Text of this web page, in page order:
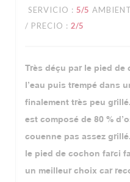
SERVICIO : 5/5
/ PRECIO : 2/5
Très déçu par le pied
l’eau puis trempé dans
finalement très peu
est composé de 80 %
couenne pas assez
le pied de cochon farci
un meilleur choix car